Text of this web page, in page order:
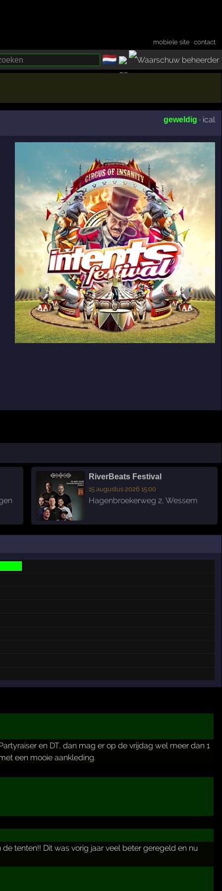
mobiele site ·contact
🇳🇱
geweldig · ical
RiverBeats Festival
15 augustus 2026 15:00
Hagenbroekerweg 2, Wessem
en DT, dan mag er op de vrijdag wel meer dan 1
een mooie aankleding.
tenten!! Dit was vorig jaar veel beter geregeld en nu